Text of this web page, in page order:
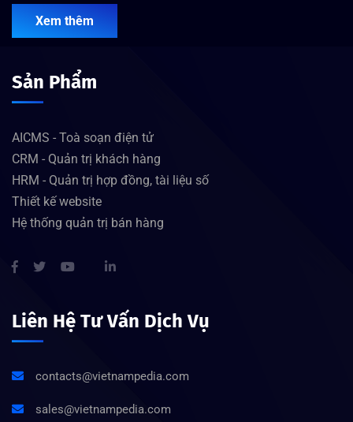
Xem thêm
Sản Phẩm
AICMS - Toà soạn điện tử
CRM - Quản trị khách hàng
HRM - Quản trị hợp đồng, tài liệu số
Thiết kế website
Hệ thống quản trị bán hàng
Liên Hệ Tư Vấn Dịch Vụ
contacts@vietnampedia.com
sales@vietnampedia.com